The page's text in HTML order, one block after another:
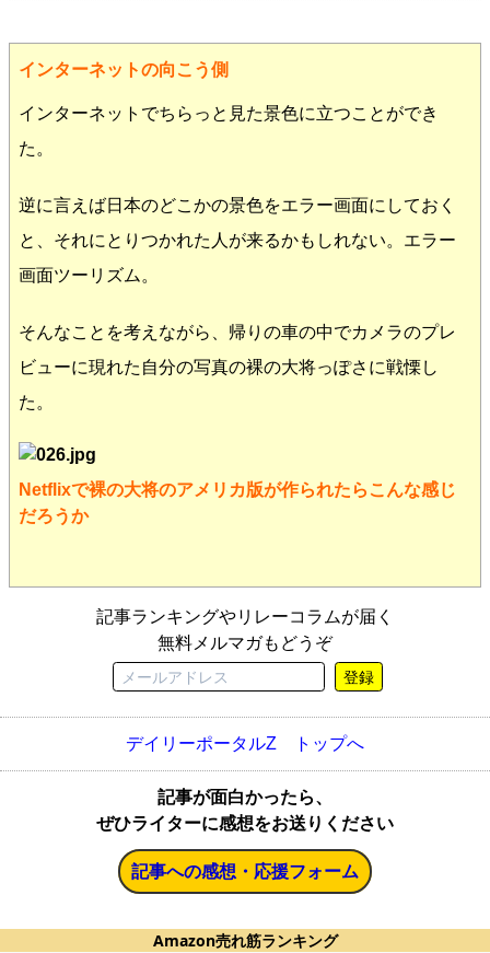
インターネットの向こう側
インターネットでちらっと見た景色に立つことができ
た。
逆に言えば日本のどこかの景色をエラー画面にしておく
と、それにとりつかれた人が来るかもしれない。エラー
画面ツーリズム。
そんなことを考えながら、帰りの車の中でカメラのプレ
ビューに現れた自分の写真の裸の大将っぽさに戦慄し
た。
Netflixで裸の大将のアメリカ版が作られたらこんな感じ
だろうか
記事ランキングやリレーコラムが届く
無料メルマガもどうぞ
登録
デイリーポータルZ トップへ
記事が面白かったら、
ぜひライターに感想をお送りください
記事への感想・応援フォーム
Amazon売れ筋ランキング